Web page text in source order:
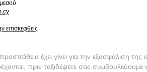
επισκεφθείς
έχει γίνει για την εξασφάλιση της
πριν ταξιδέψετε σας συμβουλεύουμε